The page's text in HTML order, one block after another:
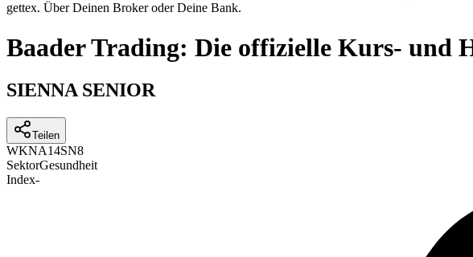
gettex. Über Deinen Broker oder Deine Bank.
Baader Trading: Die offizielle Kurs- und
SIENNA SENIOR
Teilen
WKNA14SN8
SektorGesundheit
Index-